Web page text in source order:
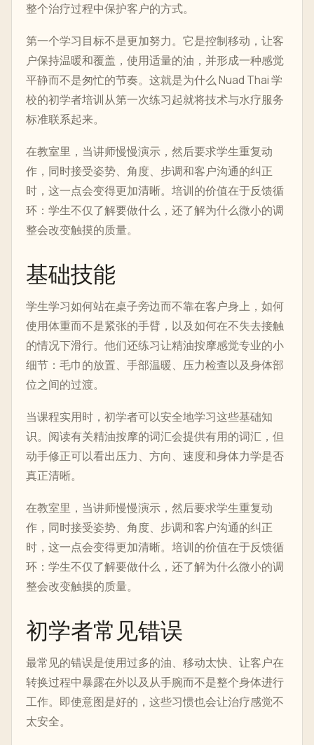
整个治疗过程中保护客户的方式。
第一个学习目标不是更加努力。它是控制移动，让客
户保持温暖和覆盖，使用适量的油，并形成一种感觉
平静而不是匆忙的节奏。这就是为什么 Nuad Thai 学
校的初学者培训从第一次练习起就将技术与水疗服务
标准联系起来。
在教室里，当讲师慢慢演示，然后要求学生重复动
作，同时接受姿势、角度、步调和客户沟通的纠正
时，这一点会变得更加清晰。培训的价值在于反馈循
环：学生不仅了解要做什么，还了解为什么微小的调
整会改变触摸的质量。
基础技能
学生学习如何站在桌子旁边而不靠在客户身上，如何
使用体重而不是紧张的手臂，以及如何在不失去接触
的情况下滑行。他们还练习让精油按摩感觉专业的小
细节：毛巾的放置、手部温暖、压力检查以及身体部
位之间的过渡。
当课程实用时，初学者可以安全地学习这些基础知
识。阅读有关精油按摩的词汇会提供有用的词汇，但
动手修正可以看出压力、方向、速度和身体力学是否
真正清晰。
在教室里，当讲师慢慢演示，然后要求学生重复动
作，同时接受姿势、角度、步调和客户沟通的纠正
时，这一点会变得更加清晰。培训的价值在于反馈循
环：学生不仅了解要做什么，还了解为什么微小的调
整会改变触摸的质量。
初学者常见错误
最常见的错误是使用过多的油、移动太快、让客户在
转换过程中暴露在外以及从手腕而不是整个身体进行
工作。即使意图是好的，这些习惯也会让治疗感觉不
太安全。